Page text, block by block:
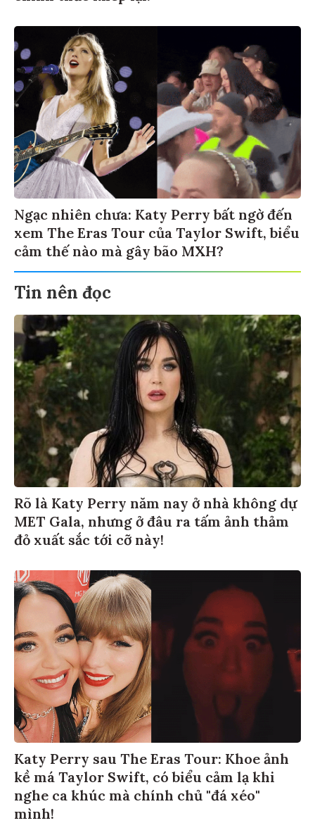
Ngạc nhiên chưa: Katy Perry bất ngờ đến
xem The Eras Tour của Taylor Swift, biểu
cảm thế nào mà gây bão MXH?
Tin nên đọc
Rõ là Katy Perry năm nay ở nhà không dự
MET Gala, nhưng ở đâu ra tấm ảnh thảm
đỏ xuất sắc tới cỡ này!
Katy Perry sau The Eras Tour: Khoe ảnh
kề má Taylor Swift, có biểu cảm lạ khi
nghe ca khúc mà chính chủ "đá xéo"
mình!